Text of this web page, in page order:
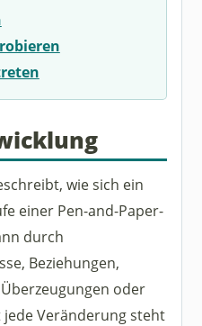
wie sich ein
einer Pen-and-Paper-
durch
Beziehungen,
oder
jede Veränderung steht